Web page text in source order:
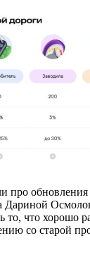
про
Дариной
то, что хорошо
со старой